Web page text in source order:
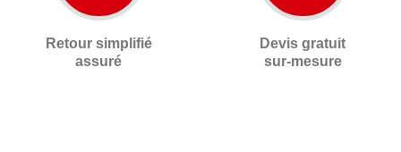
Retour simplifié
assuré
Devis gratuit
sur-mesure